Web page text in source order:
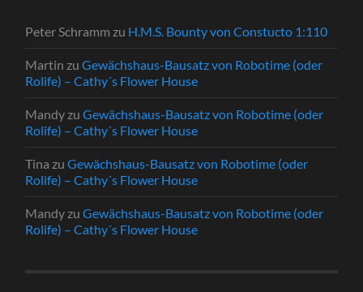
Peter Schramm zu H.M.S. Bounty von Constucto 1:110
Martin zuGewächshaus-Bausatz von Robotime (oder
Rolife) – Cathy´s Flower House
Mandy zuGewächshaus-Bausatz von Robotime (oder
Rolife) – Cathy´s Flower House
Tina zuGewächshaus-Bausatz von Robotime (oder
Rolife) – Cathy´s Flower House
Mandy zuGewächshaus-Bausatz von Robotime (oder
Rolife) – Cathy´s Flower House